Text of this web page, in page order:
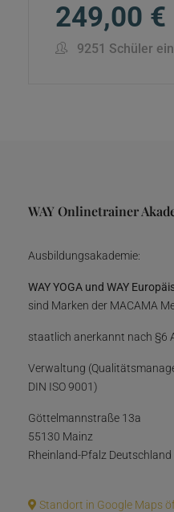
249,00 €
9251 Schüler
WAY Onlinetrainer
Ausbildungsakademie:
WAY YOGA und WAY
sind Marken der MACAMA
staatlich anerkannt nach §6
Verwaltung
DIN ISO 9001)
Göttelmannstraße 13a
55130 Mainz
Rheinland-Pfalz Deutschland
Standort in Google Maps